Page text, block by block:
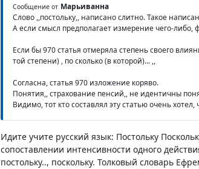
Сообщение от Марьиванна
Слово ,,постольку,, написано слитно. Такое
А если смысл предполагает измерение чего-либо,
Если бы 970 статья отмеряла степень своего
той степени) , по сколько (в которой)... ,,
Согласна, статья 970 изложение коряво.
Понятия,, страхование пенсий,, не идентичны
Видимо, тот кто составлял эту статью очень
Идите учите русский язык: Постольку
сопоставлении интенсивности одного
постольку.., поскольку. Толковый словарь